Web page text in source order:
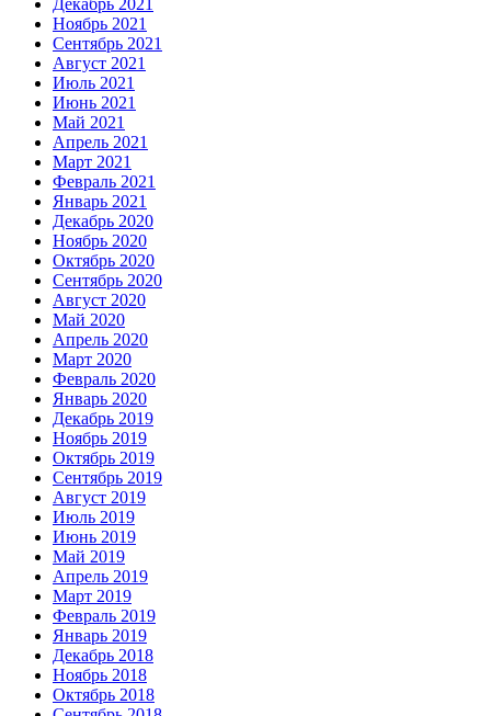
Декабрь 2021
Ноябрь 2021
Сентябрь 2021
Август 2021
Июль 2021
Июнь 2021
Май 2021
Апрель 2021
Март 2021
Февраль 2021
Январь 2021
Декабрь 2020
Ноябрь 2020
Октябрь 2020
Сентябрь 2020
Август 2020
Май 2020
Апрель 2020
Март 2020
Февраль 2020
Январь 2020
Декабрь 2019
Ноябрь 2019
Октябрь 2019
Сентябрь 2019
Август 2019
Июль 2019
Июнь 2019
Май 2019
Апрель 2019
Март 2019
Февраль 2019
Январь 2019
Декабрь 2018
Ноябрь 2018
Октябрь 2018